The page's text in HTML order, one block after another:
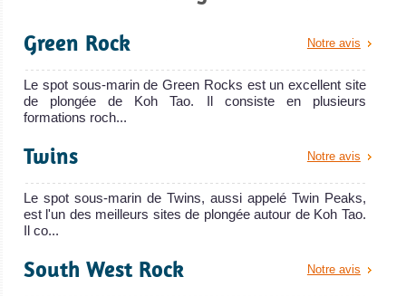
Notre avis
Green Rock
Le spot sous-marin de Green Rocks est un excellent site
de plongée de Koh Tao. Il consiste en plusieurs
formations roch...
Notre avis
Twins
Le spot sous-marin de Twins, aussi appelé Twin Peaks,
est l'un des meilleurs sites de plongée autour de Koh Tao.
Il co...
Notre avis
South West Rock